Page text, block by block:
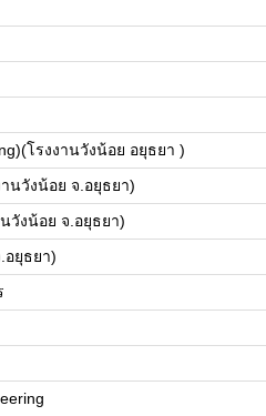
โรงงานวังน้อย อยุธยา )
นวังน้อย จ.อยุธยา)
วังน้อย จ.อยุธยา)
อยุธยา)